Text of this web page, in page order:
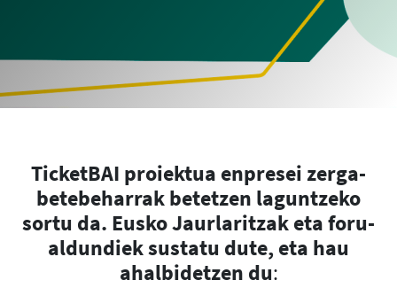
TicketBAI proiektua enpresei zerga-
betebeharrak betetzen laguntzeko
sortu da. Eusko Jaurlaritzak eta foru-
aldundiek sustatu dute, eta hau
ahalbidetzen du: